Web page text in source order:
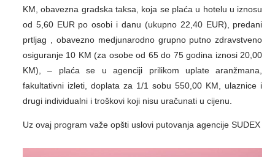
KM, obavezna gradska taksa, koja se plaća u hotelu u iznosu
od 5,60 EUR po osobi i danu (ukupno 22,40 EUR), predani
prtljag , obavezno medjunarodno grupno putno zdravstveno
osiguranje 10 KM (za osobe od 65 do 75 godina iznosi 20,00
KM), – plaća se u agenciji prilikom uplate aranžmana,
fakultativni izleti, doplata za 1/1 sobu 550,00 KM, ulaznice i
drugi individualni i troškovi koji nisu uračunati u cijenu.
Uz ovaj program važe opšti uslovi putovanja agencije SUDEX